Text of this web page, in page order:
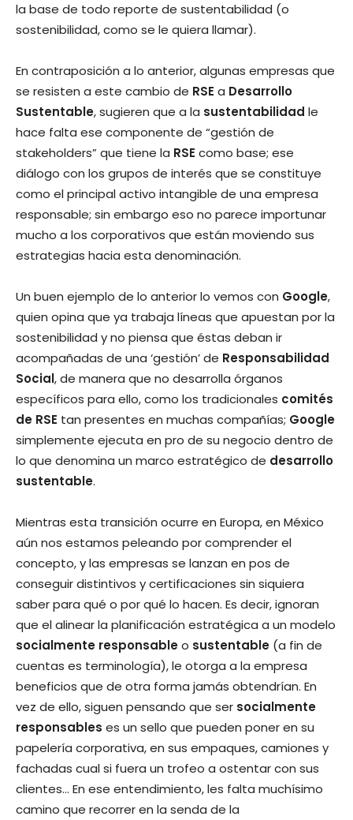
la base de todo reporte de sustentabilidad (o
sostenibilidad, como se le quiera llamar).
En contraposición a lo anterior, algunas empresas que
se resisten a este cambio de RSE a Desarrollo
Sustentable, sugieren que a la sustentabilidad le
hace falta ese componente de “gestión de
stakeholders” que tiene la RSE como base; ese
diálogo con los grupos de interés que se constituye
como el principal activo intangible de una empresa
responsable; sin embargo eso no parece importunar
mucho a los corporativos que están moviendo sus
estrategias hacia esta denominación.
Un buen ejemplo de lo anterior lo vemos con Google,
quien opina que ya trabaja líneas que apuestan por la
sostenibilidad y no piensa que éstas deban ir
acompañadas de una ‘gestión’ de Responsabilidad
Social, de manera que no desarrolla órganos
específicos para ello, como los tradicionales comités
de RSE tan presentes en muchas compañías; Google
simplemente ejecuta en pro de su negocio dentro de
lo que denomina un marco estratégico de desarrollo
sustentable.
Mientras esta transición ocurre en Europa, en México
aún nos estamos peleando por comprender el
concepto, y las empresas se lanzan en pos de
conseguir distintivos y certificaciones sin siquiera
saber para qué o por qué lo hacen. Es decir, ignoran
que el alinear la planificación estratégica a un modelo
socialmente responsableo sustentable (a fin de
cuentas es terminología), le otorga a la empresa
beneficios que de otra forma jamás obtendrían. En
vez de ello, siguen pensando que ser socialmente
responsables es un sello que pueden poner en su
papelería corporativa, en sus empaques, camiones y
fachadas cual si fuera un trofeo a ostentar con sus
clientes… En ese entendimiento, les falta muchísimo
camino que recorrer en la senda de la